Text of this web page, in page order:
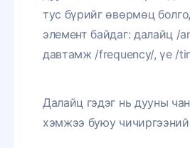
тус бүрийг өвөрмөц
элемент байдаг: далайц /
давтамж /frequency/, үе /
Далайц гэдэг нь дууны
хэмжээ буюу